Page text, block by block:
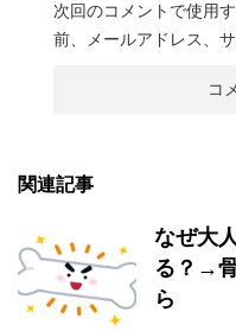
次回のコメントで使用
前、メールアドレス、
関連記事
なぜ大
る？→
ら